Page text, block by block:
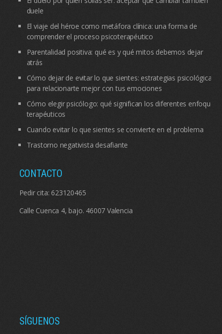
duele
El viaje del héroe como metáfora clínica: una forma de
comprender el proceso psicoterapéutico
Parentalidad positiva: qué es y qué mitos debemos dejar
atrás
Cómo dejar de evitar lo que sientes: estrategias psicológicas
para relacionarte mejor con tus emociones
Cómo elegir psicólogo: qué significan los diferentes enfoques
terapéuticos
Cuando evitar lo que sientes se convierte en el problema
Trastorno negativista desafiante
CONTACTO
Pedir cita: 623120465
Calle Cuenca 4, bajo. 46007 Valencia
SÍGUENOS